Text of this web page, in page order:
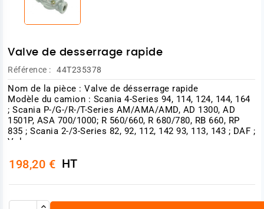
Valve de desserrage rapide
Référence : 44T235378
Nom de la pièce : Valve de désserrage rapide
Modèle du camion : Scania 4-Series 94, 114, 124, 144, 164
; Scania P-/G-/R-/T-Series AM/AMA/AMD, AD 1300, AD
1501P, ASA 700/1000; R 560/660, R 680/780, RB 660, RP
835 ; Scania 2-/3-Series 82, 92, 112, 142 93, 113, 143 ; DAF ;
Volvo
Poids : 0,252 Kg
Photo non contractuelle
198,20 € HT